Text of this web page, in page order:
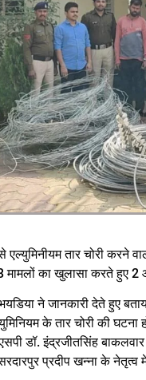
तार चोरी करने
का खुलासा करते हुए 2
भयडिया ने जानकारी देते हुए
के तार चोरी की
डॉ. इंद्रजीतसिंह
सरदारपुर प्रदीप खन्ना के